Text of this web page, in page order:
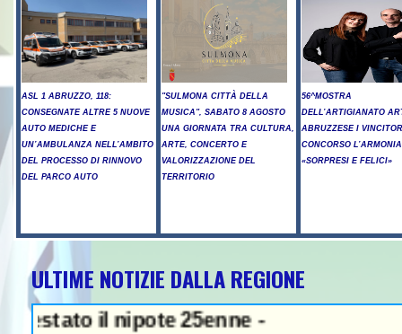
ASL 1 ABRUZZO, 118:
CONSEGNATE ALTRE 5 NUOVE
AUTO MEDICHE E
UN’AMBULANZA NELL’AMBITO
DEL PROCESSO DI RINNOVO
DEL PARCO AUTO
"SULMONA CITTÀ DELLA
MUSICA", SABATO 8 AGOSTO
UNA GIORNATA TRA CULTURA,
ARTE, CONCERTO E
VALORIZZAZIONE DEL
TERRITORIO
56^MOSTRA
DELL’ARTIGIANATO
ABRUZZESE I
CONCORSO
«SORPRESI E FELICI»
ULTIME NOTIZIE DALLA REGIONE
nipote 25enne -
NEWS IN EVIDENZA -